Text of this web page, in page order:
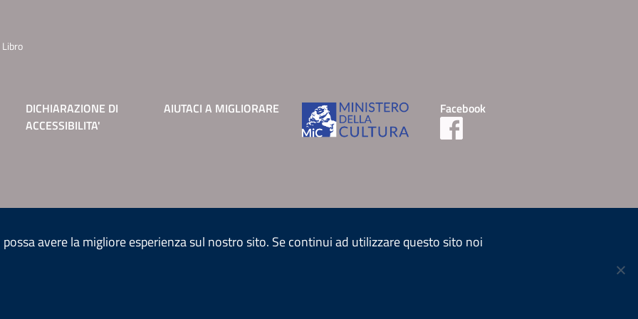
DICHIARAZIONE DI
ACCESSIBILITA'
AIUTACI A MIGLIORARE Facebook
avere la migliore esperienza sul nostro sito. Se continui ad utilizzare questo sito noi